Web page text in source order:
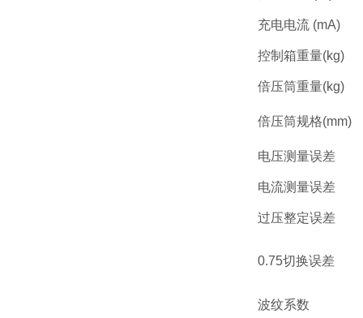
充电电流 (mA)
控制箱重量(kg)
倍压筒重量(kg)
倍压筒规格(mm)
电压测量误差
电流测量误差
过压整定误差
0.75切换误差
波纹系数